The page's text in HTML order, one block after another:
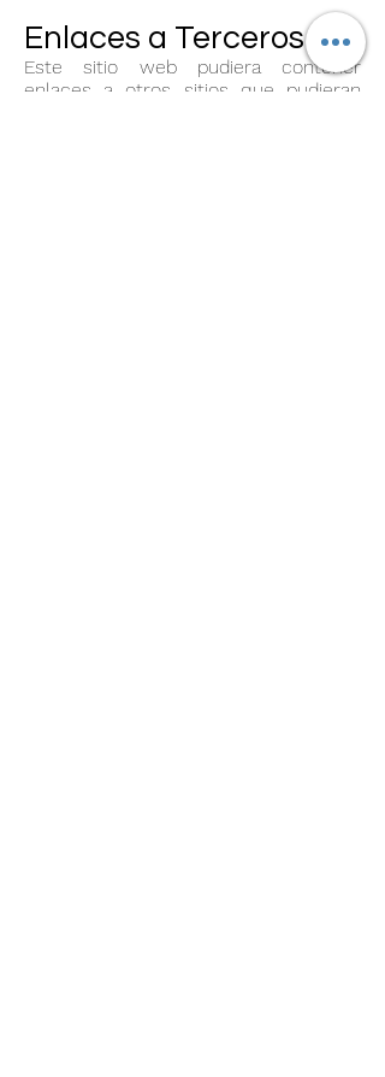
Enlaces a Terceros
Este sitio web pudiera contener
enlaces a otros sitios que pudieran